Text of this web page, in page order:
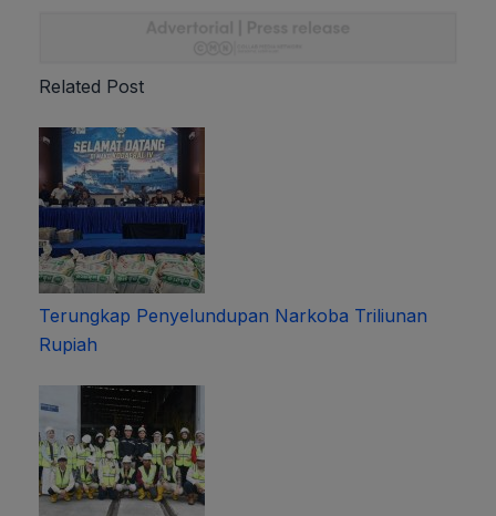
Related Post
Terungkap Penyelundupan Narkoba Triliunan
Rupiah